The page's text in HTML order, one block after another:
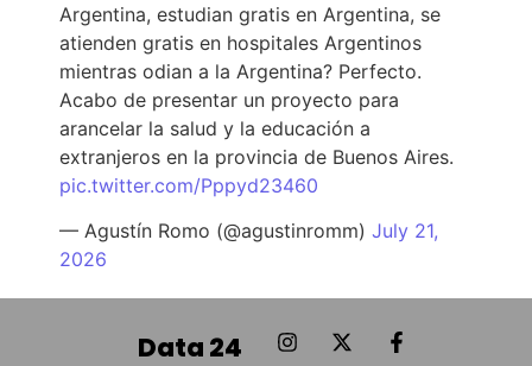
Argentina, estudian gratis en Argentina, se
atienden gratis en hospitales Argentinos
mientras odian a la Argentina? Perfecto.
Acabo de presentar un proyecto para
arancelar la salud y la educación a
extranjeros en la provincia de Buenos Aires.
pic.twitter.com/Pppyd23460
— Agustín Romo (@agustinromm) July 21,
2026
Data 24